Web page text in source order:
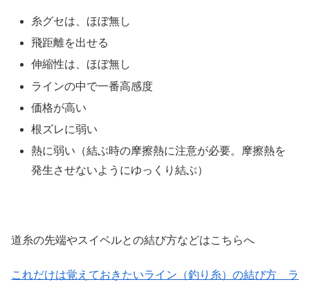
糸グセは、ほぼ無し
飛距離を出せる
伸縮性は、ほぼ無し
ラインの中で一番高感度
価格が高い
根ズレに弱い
熱に弱い（結ぶ時の摩擦熱に注意が必要。摩擦熱を
発生させないようにゆっくり結ぶ）
道糸の先端やスイベルとの結び方などはこちらへ
これだけは覚えておきたいライン（釣り糸）の結び方 ラ